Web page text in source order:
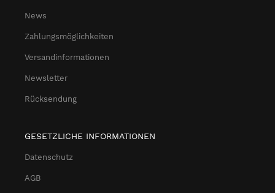
News
Zahlungsmöglichkeiten
Versandinformationen
Newsletter
Rücksendung
GESETZLICHE INFORMATIONEN
Datenschutz
AGB